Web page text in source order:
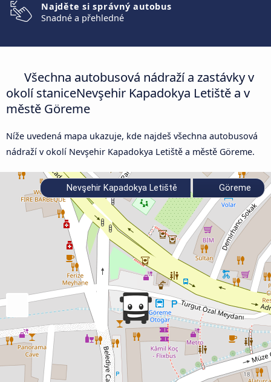
Najděte si správný autobus
Snadné a přehledné
Všechna autobusová nádraží a zastávky v
okolí staniceNevşehir Kapadokya Letiště a v
městě Göreme
Níže uvedená mapa ukazuje, kde najdeš všechna autobusová
nádraží v okolí Nevşehir Kapadokya Letiště a městě Göreme.
Nevşehir Kapadokya Letiště Göreme